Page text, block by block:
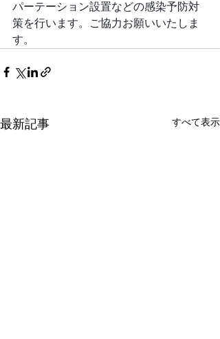
パーテーション設置などの感染予防対
策を行います。ご協力お願いいたしま
す。
最新記事 すべて表示